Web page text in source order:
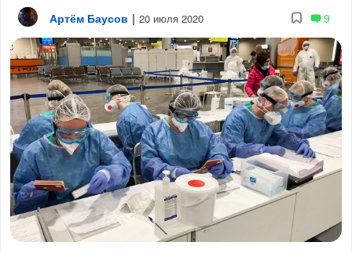
Артём Баусов | 20 июля 2020 9